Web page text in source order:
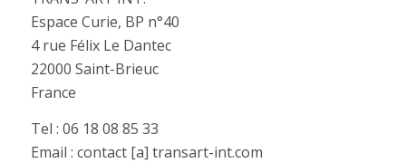
Espace Curie, BP n°40
4 rue Félix Le Dantec
22000 Saint-Brieuc
France
Tel : 06 18 08 85 33
Email : contact [a] transart-int.com